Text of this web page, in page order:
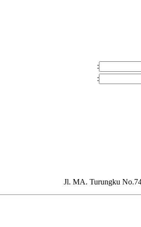
:
:
Jl. MA. Turungku